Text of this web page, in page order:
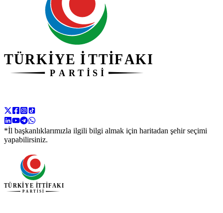
*İl başkanlıklarımızla ilgili bilgi almak için haritadan şehir seçimi
yapabilirsiniz.